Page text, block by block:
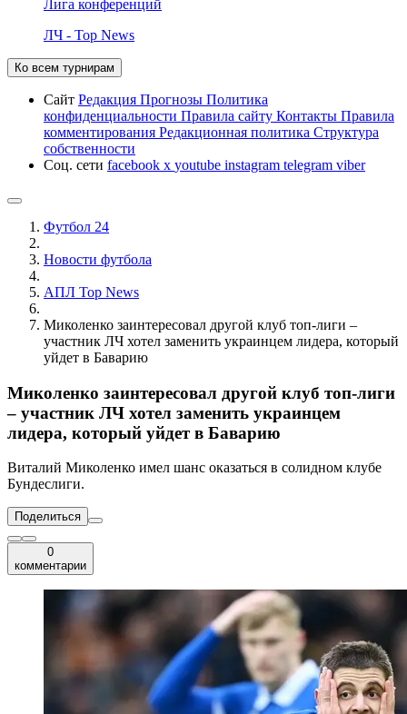
Лига конференций
ЛЧ - Top News
Ко всем турнирам
Сайт Редакция Прогнозы Политика
конфиденциальности Правила сайту Контакты Правила
комментирования Редакционная политика Структура
собственности
Соц. сети facebook x youtube instagram telegram viber
Футбол 24
Новости футбола
АПЛ Top News
Миколенко заинтересовал другой клуб топ-лиги –
участник ЛЧ хотел заменить украинцем лидера, который
уйдет в Баварию
Миколенко заинтересовал другой клуб топ-лиги
– участник ЛЧ хотел заменить украинцем
лидера, который уйдет в Баварию
Виталий Миколенко имел шанс оказаться в солидном клубе
Бундеслиги.
Поделиться
0
комментарии